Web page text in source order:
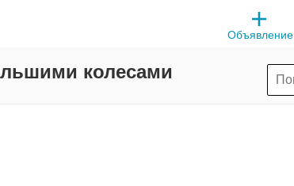
Объявление
колесами